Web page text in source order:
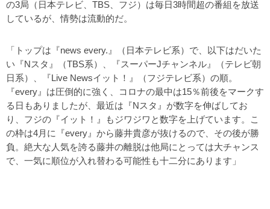
の3局（日本テレビ、TBS、フジ）は毎日3時間超の番組を放送
しているが、情勢は流動的だ。
「トップは『news every.』（日本テレビ系）で、以下はだいた
い『Nスタ』（TBS系）、『スーパーJチャンネル』（テレビ朝
日系）、『Live Newsイット！』（フジテレビ系）の順。
『every』は圧倒的に強く、コロナの最中は15％前後をマークす
る日もありましたが、最近は『Nスタ』が数字を伸ばしてお
り、フジの『イット！』もジワジワと数字を上げています。こ
の枠は4月に『every』から藤井貴彦が抜けるので、その後が勝
負。絶大な人気を誇る藤井の離脱は他局にとっては大チャンス
で、一気に順位が入れ替わる可能性も十二分にあります」